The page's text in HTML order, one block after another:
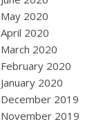
May 2020
April 2020
March 2020
February 2020
January 2020
December 2019
November 2019